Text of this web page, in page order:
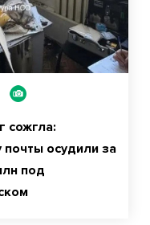
сожгла:
почты осудили за
под